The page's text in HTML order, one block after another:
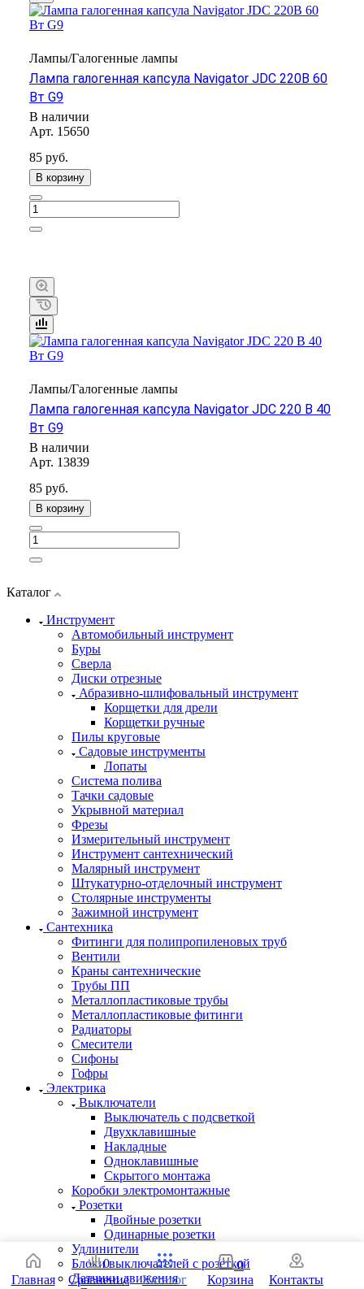
Лампы/Галогенные лампы
Лампа галогенная капсула Navigator JDС 220В 60
Вт G9
В наличии
Арт. 15650
85 руб.
В корзину
Лампы/Галогенные лампы
Лампа галогенная капсула Navigator JDС 220 В 40
Вт G9
В наличии
Арт. 13839
85 руб.
В корзину
Каталог
Инструмент
Автомобильный инструмент
Буры
Сверла
Диски отрезные
Абразивно-шлифовальный инструмент
Корщетки для дрели
Корщетки ручные
Пилы круговые
Садовые инструменты
Лопаты
Система полива
Тачки садовые
Укрывной материал
Фрезы
Измерительный инструмент
Инструмент сантехнический
Малярный инструмент
Штукатурно-отделочный инструмент
Cтолярные инструменты
Зажимной инструмент
Сантехника
Фитинги для полипропиленовых труб
Вентили
Краны сантехнические
Трубы ПП
Металлопластиковые трубы
Металлопластиковые фитинги
Радиаторы
Смесители
Сифоны
Гофры
Электрика
Выключатели
Выключатель с подсветкой
Двухклавишные
Накладные
Одноклавишные
Скрытого монтажа
Коробки электромонтажные
Розетки
Двойные розетки
Одинарные розетки
Удлинители
Блоки выключателей с розеткой
Датчики движения
Главная
0
Сравнение
Каталог
0
Корзина
Контакты